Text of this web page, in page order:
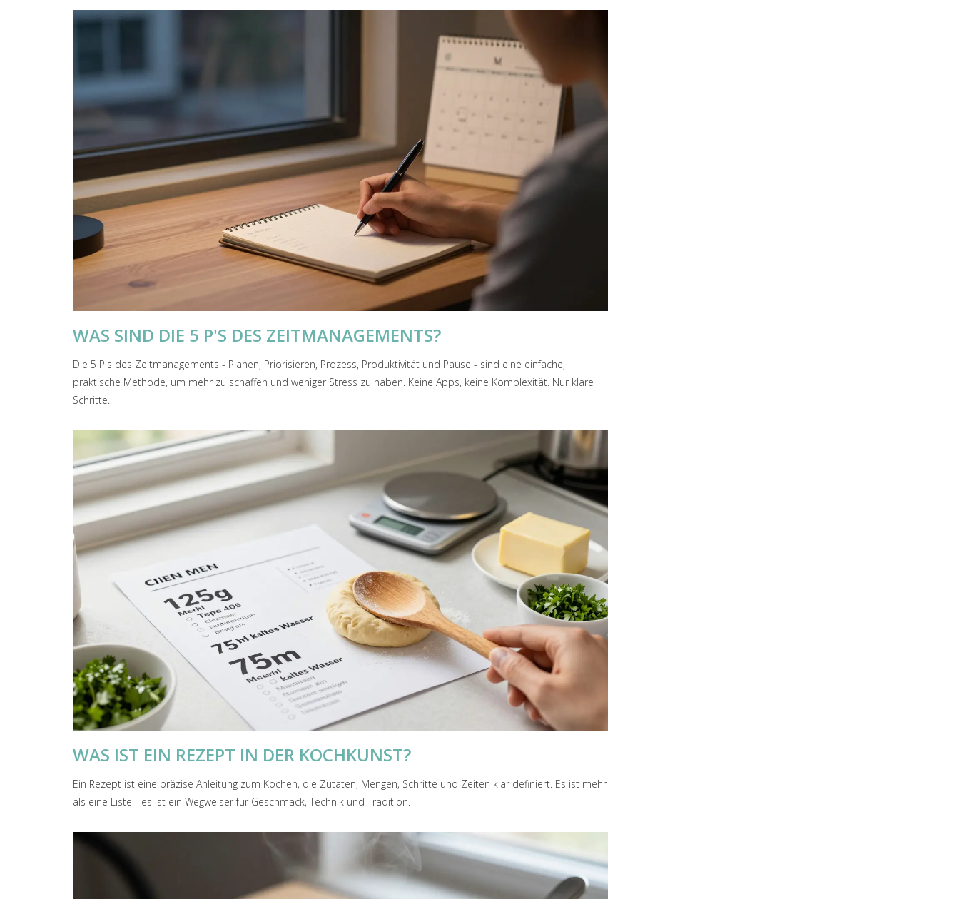
WAS SIND DIE 5 P'S DES ZEITMANAGEMENTS?
Die 5 P's des Zeitmanagements - Planen, Priorisieren, Prozess, Produktivität und Pause - sind eine einfache,
praktische Methode, um mehr zu schaffen und weniger Stress zu haben. Keine Apps, keine Komplexität. Nur klare
Schritte.
WAS IST EIN REZEPT IN DER KOCHKUNST?
Ein Rezept ist eine präzise Anleitung zum Kochen, die Zutaten, Mengen, Schritte und Zeiten klar definiert. Es ist mehr
als eine Liste - es ist ein Wegweiser für Geschmack, Technik und Tradition.